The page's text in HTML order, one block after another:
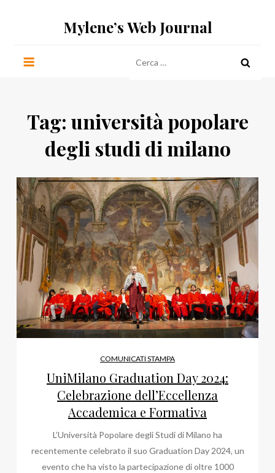
Mylene’s Web Journal
per:
Tag: università popolare
degli studi di milano
COMUNICATI STAMPA
UniMilano Graduation Day 2024:
Celebrazione dell’Eccellenza
Accademica e Formativa
L’Università Popolare degli Studi di Milano ha
recentemente celebrato il suo Graduation Day 2024, un
evento che ha visto la partecipazione di oltre 1000